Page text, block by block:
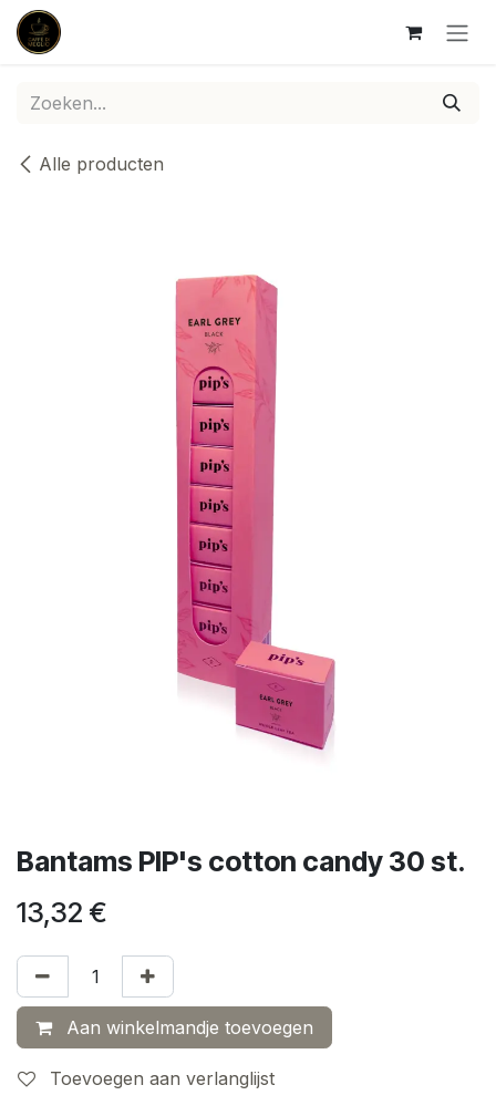
Overslaan naar inhoud
Alle producten
Bantams PIP's cotton candy 30 st.
13,32 €
Aan winkelmandje toevoegen
Toevoegen aan verlanglijst